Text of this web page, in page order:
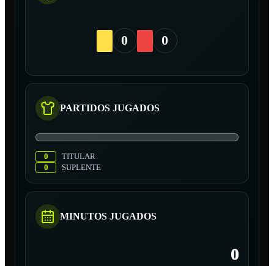
0 0
PARTIDOS JUGADOS
0
TITULAR
0
SUPLENTE
MINUTOS JUGADOS
0